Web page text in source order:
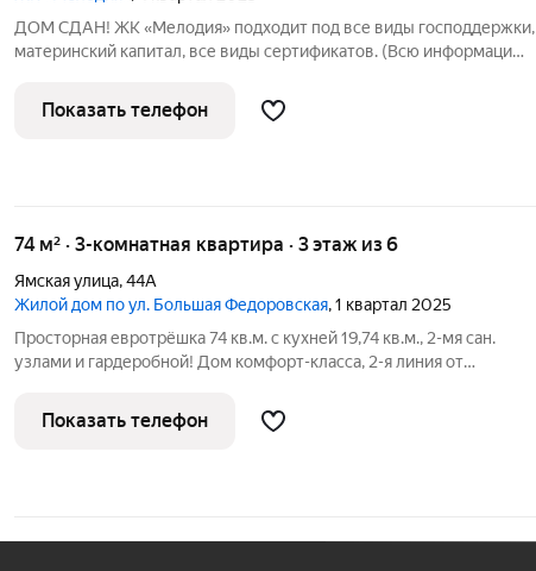
ДОМ СДАН! ЖК «Мелодия» подходит под все виды господдержки,
материнский капитал, все виды сертификатов. (Всю информацию,
ипотеки можно получить у нас в отделе продаж). ЖК «Мелодия» -
это жилой
Показать телефон
74 м² · 3-комнатная квартира · 3 этаж из 6
Ямская улица,44А
Жилой дом по ул. Большая Федоровская, 1 квартал 2025
Просторная евротрёшка 74 кв.м. с кухней 19,74 кв.м., 2-мя сан.
узлами и гардеробной! Дом комфорт-класса, 2-я линия от
ипотечного кредитования от 6%. дом кирпичный, 6-этажный, 2-х
подъездный,
Показать телефон